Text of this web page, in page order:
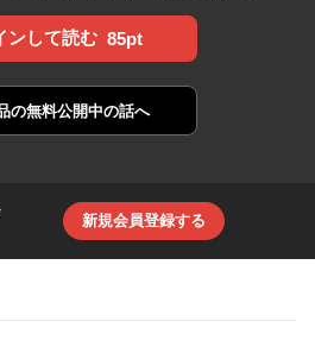
ンして読む 85pt
の無料公開中の話へ
新規会員登録する